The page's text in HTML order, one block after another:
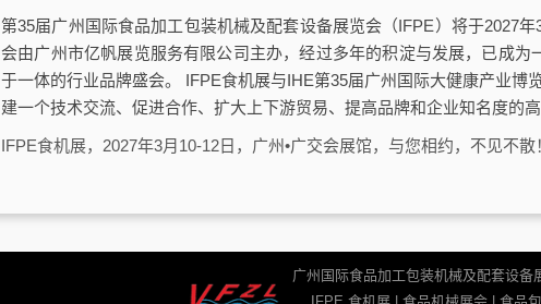
第35届广州国际食品加工包装机械及配套设备展览会（IFPE）将于2027
会由广州市亿帆展览服务有限公司主办，经过多年的积淀与发展，已成
于一体的行业品牌盛会。 IFPE食机展与IHE第35届广州国际大健康产业博
建一个技术交流、促进合作、扩大上下游贸易、提高品牌和企业知名度的高
IFPE食机展，2027年3月10-12日，广州•广交会展馆，与您相约，不见不散
广州国际食品加工包装机械及配套设备